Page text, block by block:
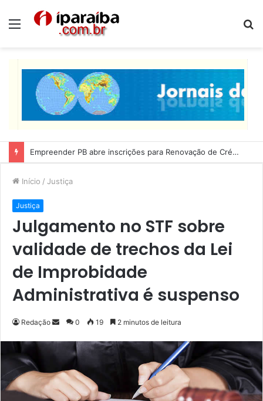
Menu
Lucas Ribeiro inspeciona obras da última etapa do Centro de Convenções
Início / Justiça
Justiça
Julgamento no STF sobre
validade de trechos da Lei
de Improbidade
Administrativa é suspenso
Redação
e
u
0 19 2 minutos de leitura